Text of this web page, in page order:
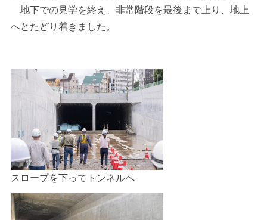
地下での見学を終え、非常階段を最後まで上り、地上
へとたどり着きました。
スロープを下ってトンネルへ